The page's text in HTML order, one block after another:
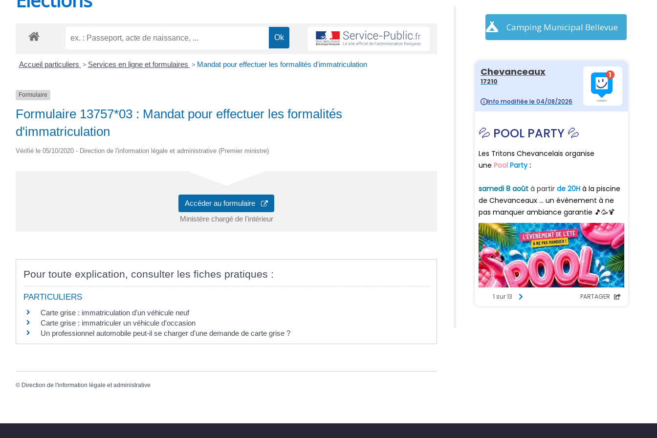
Accueil particuliers > Services en ligne et formulaires > Mandat pour effectuer les formalités d'immatriculation
Formulaire
Formulaire 13757*03 : Mandat pour effectuer les formalités
d'immatriculation
Vérifié le 05/10/2020 - Direction de l'information légale et administrative (Premier ministre)
Accéder au formulaire
Ministère chargé de l'intérieur
Pour toute explication, consulter les fiches pratiques :
PARTICULIERS
Carte grise : immatriculation d'un véhicule neuf
Carte grise : immatriculer un véhicule d'occasion
Un professionnel automobile peut-il se charger d'une demande de carte grise ?
© Direction de l'information légale et administrative
Camping Municipal Bellevue